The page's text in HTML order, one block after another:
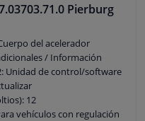
Pierburg
del acelerador
/ Información
Unidad de control/software
12
vehículos con regulación